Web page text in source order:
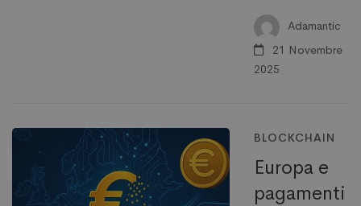
Adamantic
21 Novembre
2025
BLOCKCHAIN
Europa e
pagamenti